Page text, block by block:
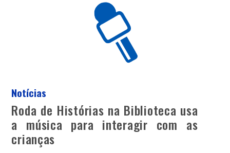
Notícias
Roda de Histórias na Biblioteca usa
a música para interagir com as
crianças